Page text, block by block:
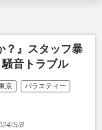
？』スタッフ暴
音トラブル
京 バラエティー
5/8